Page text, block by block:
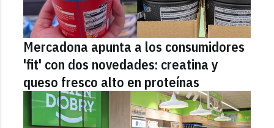
Mercadona apunta a los consumidores
'fit' con dos novedades: creatina y
queso fresco alto en proteínas